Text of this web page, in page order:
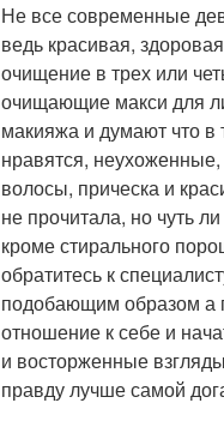
Не все современные
ведь красивая,
очищение в трех или
очищающие макси для
макияжа и думают что
нравятся,
волосы, прическа и
не прочитала, но чуть
кроме стирального
обратитесь к
подобающим образом а
отношение к себе и
и восторженные
правду лучше самой